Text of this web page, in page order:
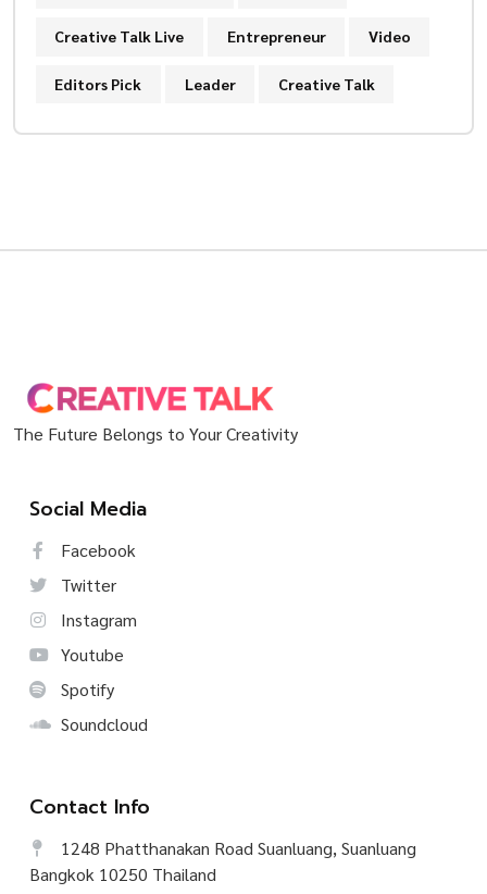
Creative Talk Live Entrepreneur Video
Editors Pick Leader Creative Talk
The Future Belongs to Your Creativity
Social Media
Facebook
Twitter
Instagram
Youtube
Spotify
Soundcloud
Contact Info
1248 Phatthanakan Road Suanluang, Suanluang
Bangkok 10250 Thailand